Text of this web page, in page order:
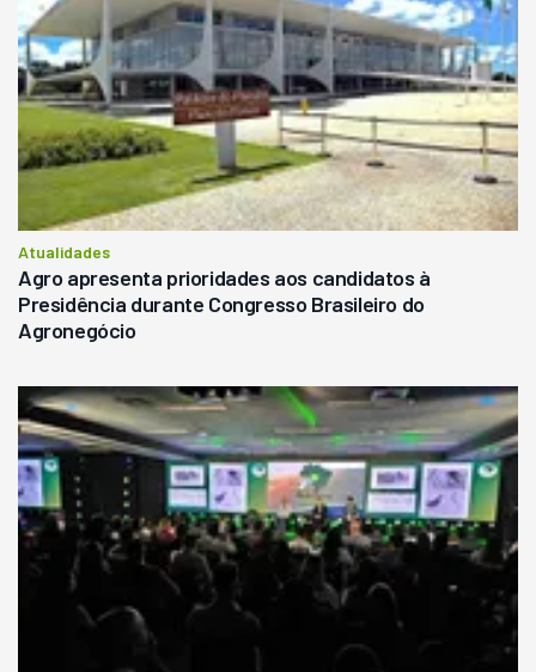
Atualidades
Agro apresenta prioridades aos candidatos à
Presidência durante Congresso Brasileiro do
Agronegócio